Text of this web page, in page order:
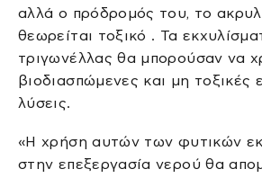
αλλά ο πρόδρομός του, το
θεωρείται τοξικό . Τα
τριγωνέλλας θα μπορούσαν να
βιοδιασπώμενες και μη τοξικές
λύσεις.
«Η χρήση αυτών των φυτικών
στην επεξεργασία νερού θα